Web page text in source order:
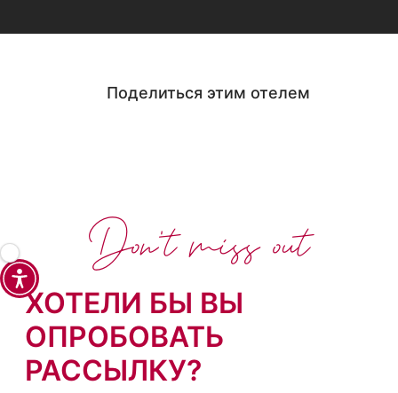
Поделиться этим отелем
ХОТЕЛИ БЫ ВЫ
ОПРОБОВАТЬ
РАССЫЛКУ?
Don't miss out